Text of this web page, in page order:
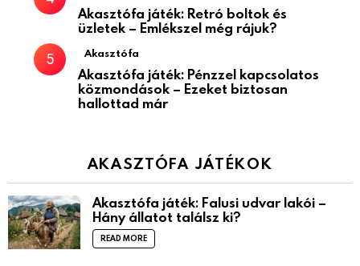
Akasztófa játék: Retró boltok és
üzletek – Emlékszel még rájuk?
Akasztófa
Akasztófa játék: Pénzzel kapcsolatos
közmondások – Ezeket biztosan
hallottad már
AKASZTÓFA JÁTÉKOK
Akasztófa játék: Falusi udvar lakói –
Hány állatot találsz ki?
READ MORE